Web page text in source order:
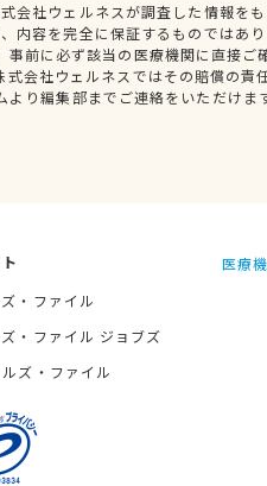
会社ウェルネスが調査した情報を
内容を完全に保証するものではあ
前に必ず該当の医療機関に直接ご
会社ウェルネスではその賠償の責
り編集部までご連絡をいただけま
・ファイル
ズ・ファイル ジョブズ
ズ・ファイル
医療